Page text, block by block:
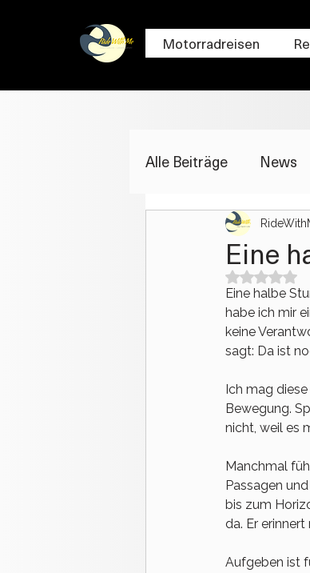
Motorradreisen
Alle Beiträge News
Eine
Mit NaN
Eine halbe
habe ich mir
keine
sagt: Da ist
Ich mag
Bewegung.
nicht, weil es
Manchmal
Passagen
bis zum
da. Er
Aufgeben ist